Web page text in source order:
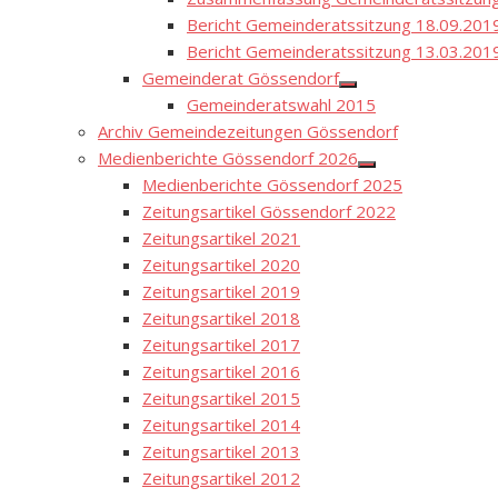
Bericht Gemeinderatssitzung
Bericht Gemeinderatssitzung
Gemeinderat Gössendorf
Show
sub
menu
Gemeinderatswahl 2015
Archiv Gemeindezeitungen Gössendorf
Medienberichte Gössendorf 2026
Show
sub
menu
Medienberichte Gössendorf 2025
Zeitungsartikel Gössendorf 2022
Zeitungsartikel 2021
Zeitungsartikel 2020
Zeitungsartikel 2019
Zeitungsartikel 2018
Zeitungsartikel 2017
Zeitungsartikel 2016
Zeitungsartikel 2015
Zeitungsartikel 2014
Zeitungsartikel 2013
Zeitungsartikel 2012